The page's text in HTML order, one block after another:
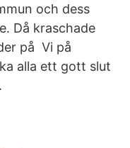
och dess
Då kraschade
på Vi på
alla ett gott slut